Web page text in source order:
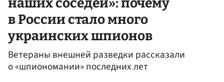
в России стало много
украинских шпионов
Ветераны внешней разведки рассказали
о «шпиономании» последних лет